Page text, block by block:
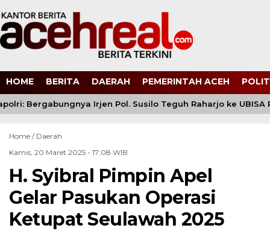
HOME BERITA DAERAH PEMERINTAH ACEH
Bergabungnya Irjen Pol. Susilo Teguh Raharjo ke UBISA
Home / Daerah
Kamis, 20 Maret 2025 - 17:08 WIB
H. Syibral Pimpin Apel
Gelar Pasukan Operasi
Ketupat Seulawah 2025